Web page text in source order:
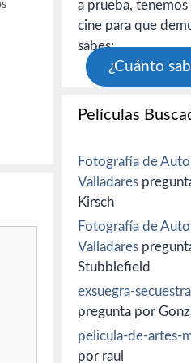
a prueba, tenemos
cine para que
sabes:
¿Cuánto
Películas
Fotografía de
Valladares
Kirsch
Fotografía de
Valladares
Stubblefield
exsuegra-
pregunta por
pelicula-de-artes-
por raul